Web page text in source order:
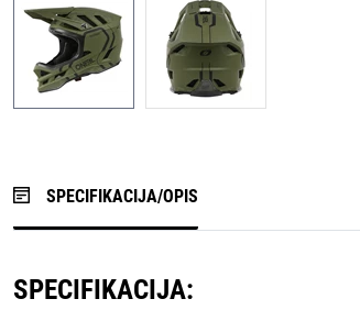
SPECIFIKACIJA/OPIS
SPECIFIKACIJA: